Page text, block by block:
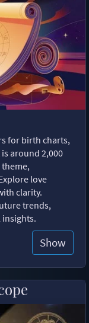
for birth charts,
around 2,000
love
clarity.
trends,
insights.
Show